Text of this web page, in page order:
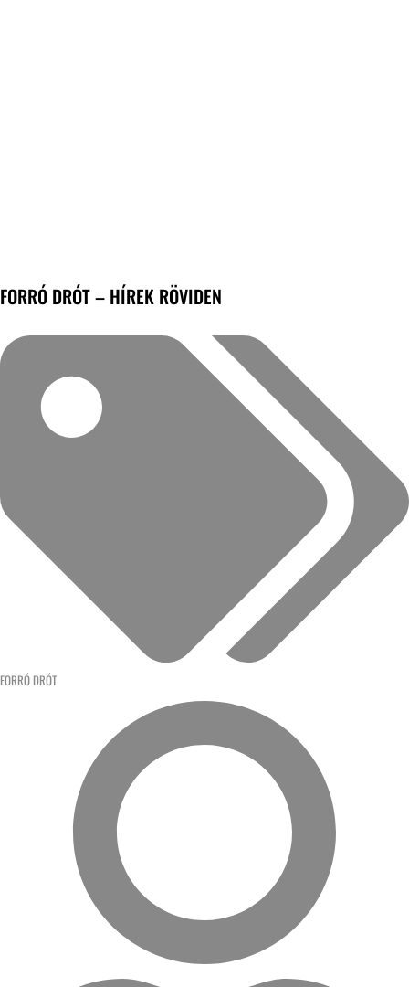
FORRÓ DRÓT – HÍREK RÖVIDEN
FORRÓ DRÓT